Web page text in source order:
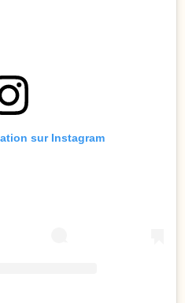
sur Instagram